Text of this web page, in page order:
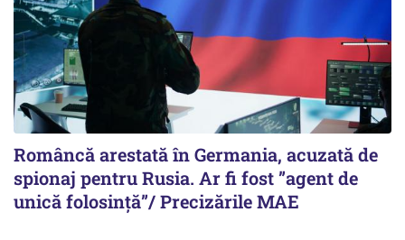
Româncă arestată în Germania, acuzată de
spionaj pentru Rusia. Ar fi fost ”agent de
unică folosință”/ Precizările MAE